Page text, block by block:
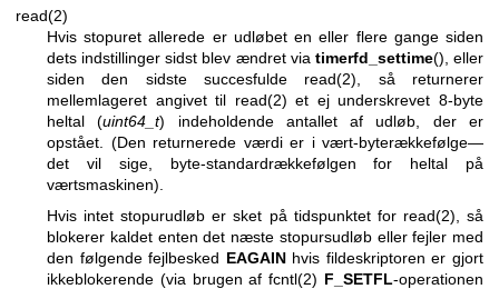
read(2)
Hvis stopuret allerede er udløbet en eller flere gange siden
dets indstillinger sidst blev ændret via timerfd_settime(), eller
siden den sidste succesfulde read(2), så returnerer
mellemlageret angivet til read(2) et ej underskrevet 8-byte
heltal (uint64_t) indeholdende antallet af udløb, der er
opstået. (Den returnerede værdi er i vært-byterækkefølge—
det vil sige, byte-standardrækkefølgen for heltal på
værtsmaskinen).
Hvis intet stopurudløb er sket på tidspunktet for read(2) , så
blokerer kaldet enten det næste stopursudløb eller fejler med
den følgende fejlbesked EAGAINhvis fildeskriptoren er gjort
ikkeblokerende (via brugen affcntl(2) F_SETFL-operationen